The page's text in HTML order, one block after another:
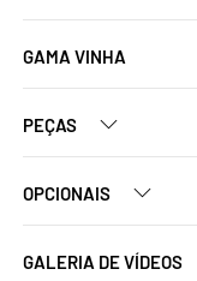
GAMA VINHA
PEÇAS
OPCIONAIS
GALERIA DE VÍDEOS